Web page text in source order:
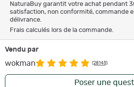
NaturaBuy garantit votre achat pendant
satisfaction, non conformité, commande
délivrance.
Frais calculés lors de la commande.
Vendu par
wokman (28145)
Poser une